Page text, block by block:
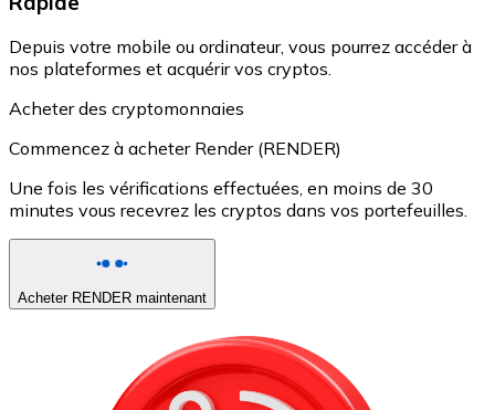
Depuis votre mobile ou ordinateur, vous pourrez accéder à
nos plateformes et acquérir vos cryptos.
Acheter des cryptomonnaies
Commencez à acheter Render (RENDER)
Une fois les vérifications effectuées, en moins de 30
minutes vous recevrez les cryptos dans vos portefeuilles.
Acheter RENDER maintenant